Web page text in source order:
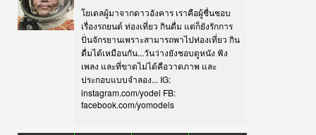
โยเดลผู้มาจากดาวอังคาร เราคือผู้ชื่นชอบ
เรื่องรถยนต์ ท่องเที่ยว กินดื่ม แต่ก็ยังรักการ
ปั่นจักรยานเพราะสามารถพาไปท่องเที่ยว กิน
ดื่มได้เหมือนกัน...วันว่างยังชอบดูหนัง ฟัง
เพลง และที่ขาดไม่ได้คือวาดภาพ และ
ประกอบแบบจำลอง... IG:
instagram.com/yodel FB:
facebook.com/yomodels